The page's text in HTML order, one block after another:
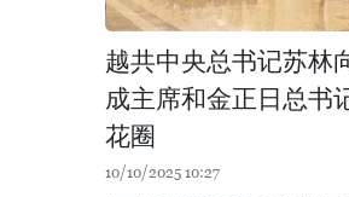
越共中央总书记苏林
成主席和金正日总书
花圈
10/10/2025 10:27